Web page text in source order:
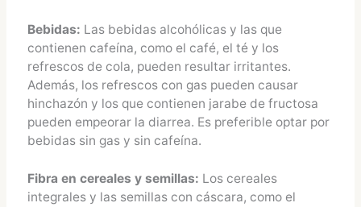
Bebidas: Las bebidas alcohólicas y las que
contienen cafeína, como el café, el té y los
refrescos de cola, pueden resultar irritantes.
Además, los refrescos con gas pueden causar
hinchazón y los que contienen jarabe de fructosa
pueden empeorar la diarrea. Es preferible optar por
bebidas sin gas y sin cafeína.
Fibra en cereales y semillas: Los cereales
integrales y las semillas con cáscara, como el